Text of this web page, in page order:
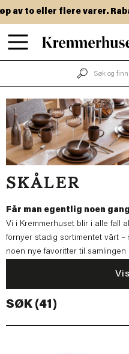
Hopp
til
hovedinnhold
to eller flere varer.
SKÅLER
Får man egentlig noen
Vi i Kremmerhuset blir i alle fall
fornyer stadig sortimentet vårt
noen nye favoritter til samlingen
SØK (41)